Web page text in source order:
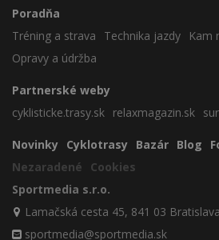
Poradňa
Tréning a strava
Technika jazdy
Kam
Opravy a údržba
Partnerské weby
cyklisticke.trasy.sk relaxmagazin.sk
Novinky Cyklotrasy Bazár Blog
Nezaradené
Cookies
Sportmedia s.r.o.
Lamačská cesta 45, 841 03 Bratislava
sportmedia@sportmedia.sk